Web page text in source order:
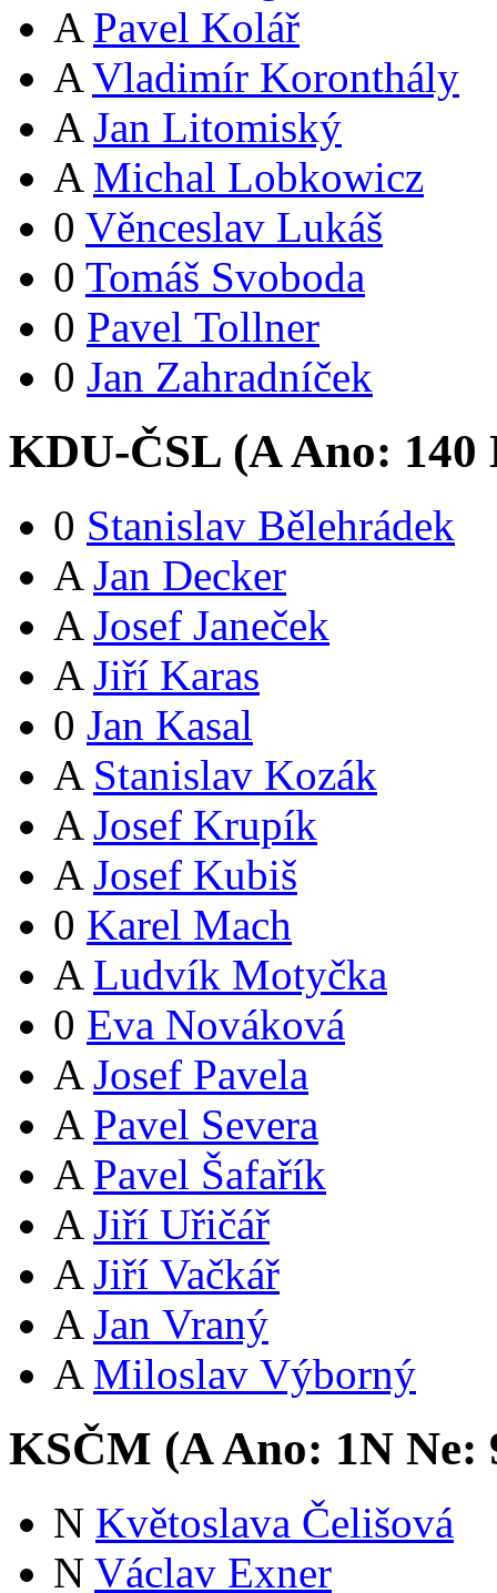
A Pavel Kolář
A Vladimír Koronthály
A Jan Litomiský
A Michal Lobkowicz
0 Věnceslav Lukáš
0 Tomáš Svoboda
0 Pavel Tollner
0 Jan Zahradníček
KDU-ČSL (AAno: 140
0 Stanislav Bělehrádek
A Jan Decker
A Josef Janeček
A Jiří Karas
0 Jan Kasal
A Stanislav Kozák
A Josef Krupík
A Josef Kubiš
0 Karel Mach
A Ludvík Motyčka
0 Eva Nováková
A Josef Pavela
A Pavel Severa
A Pavel Šafařík
A Jiří Uřičář
A Jiří Vačkář
A Jan Vraný
A Miloslav Výborný
KSČM (AAno: 1N Ne:
N Květoslava Čelišová
N Václav Exner